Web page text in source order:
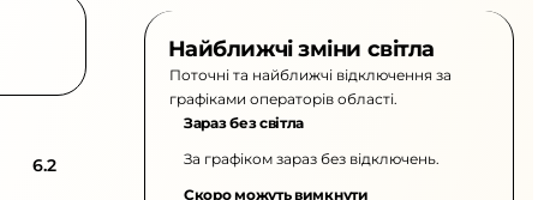
6.2
Найближчі зміни світла
Поточні та найближчі відключення за
графіками операторів області.
Зараз без світла
За графіком зараз без відключень.
Скоро можуть вимкнути